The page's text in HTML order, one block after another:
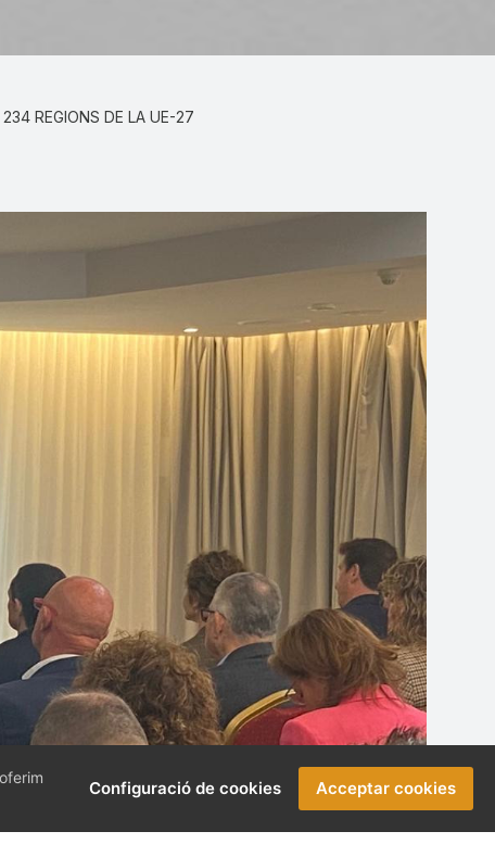
REGIONS DE LA UE-27
Configuració de cookies Acceptar cookies